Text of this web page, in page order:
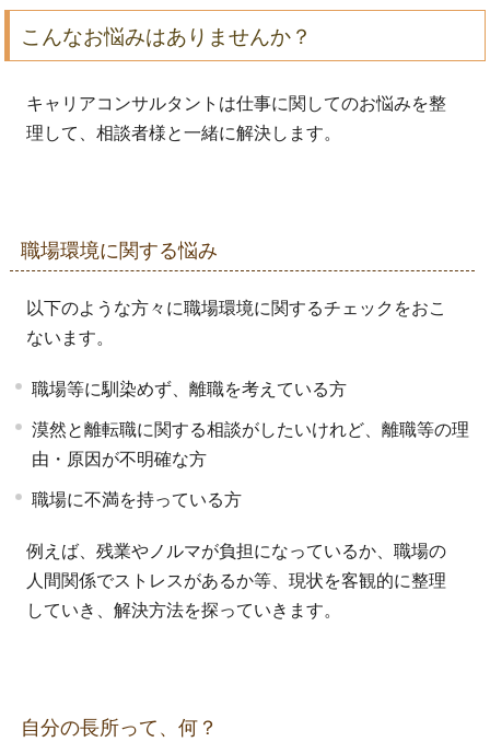
こんなお悩みはありませんか？
キャリアコンサルタントは仕事に関してのお悩みを整
理して、相談者様と一緒に解決します。
職場環境に関する悩み
以下のような方々に職場環境に関するチェックをおこ
ないます。
職場等に馴染めず、離職を考えている方
漠然と離転職に関する相談がしたいけれど、離職等の理
由・原因が不明確な方
職場に不満を持っている方
例えば、残業やノルマが負担になっているか、職場の
人間関係でストレスがあるか等、現状を客観的に整理
していき、解決方法を探っていきます。
自分の長所って、何？